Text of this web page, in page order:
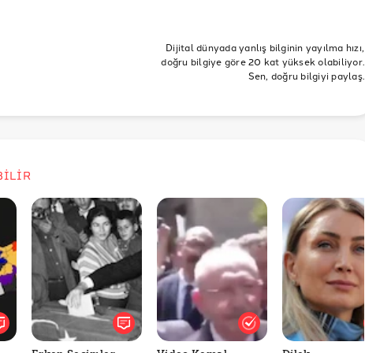
like to melt faces”: how Gojira became the most important
Dijital dünyada yanlış bilginin yayılma hızı,
doğru bilgiye göre 20 kat yüksek olabiliyor.
Sen, doğru bilgiyi paylaş.